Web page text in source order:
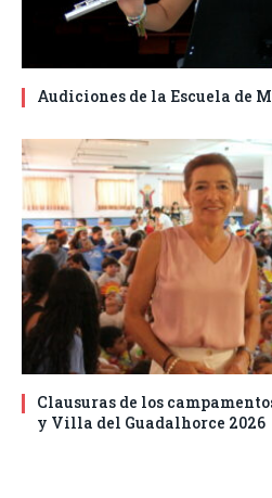
Audiciones de la Escuela de
Clausuras de los
y Villa del Guadalhorce 2026